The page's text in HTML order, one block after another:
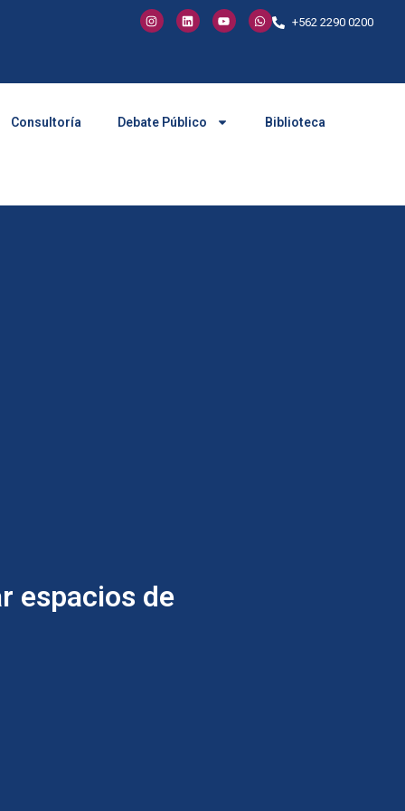
+562 2290 0200
Consultoría Debate Público Biblioteca
espacios de